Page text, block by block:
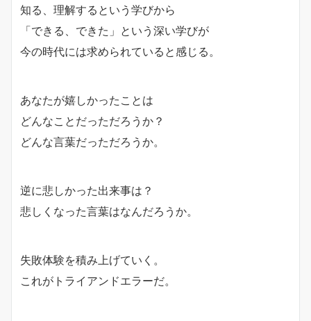
知る、理解するという学びから
「できる、できた」という深い学びが
今の時代には求められていると感じる。
あなたが嬉しかったことは
どんなことだっただろうか？
どんな言葉だっただろうか。
逆に悲しかった出来事は？
悲しくなった言葉はなんだろうか。
失敗体験を積み上げていく。
これがトライアンドエラーだ。